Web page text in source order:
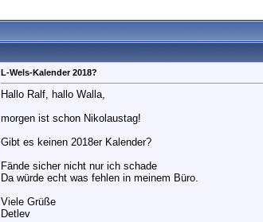
L-Wels-Kalender 2018?
Hallo Ralf, hallo Walla,
morgen ist schon Nikolaustag!
Gibt es keinen 2018er Kalender?
Fände sicher nicht nur ich schade
Da würde echt was fehlen in meinem Büro.
Viele Grüße
Detlev